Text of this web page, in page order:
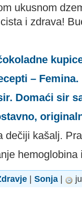
ukusnom
i zdrava!
– Femina.
Domaći sir
dečiji kašalj.
Sonja